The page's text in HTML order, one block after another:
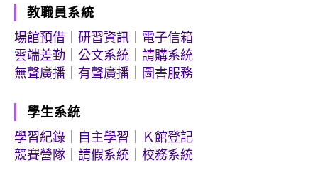
教職員系統
場館預借
研習資訊
電子信箱
雲端差勤
公文系統
請購系統
無聲廣播
有聲廣播 圖書服務
學生系統
學習紀錄
自主學習
Ｋ館登記
競賽營隊
請假系統 校務系統